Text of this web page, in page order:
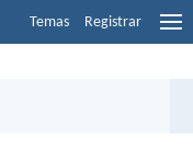
Temas Registrar